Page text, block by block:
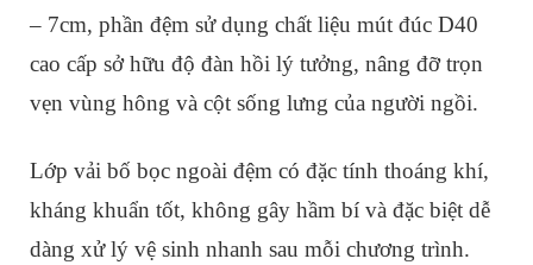
– 7cm, phần đệm sử dụng chất liệu mút đúc D40
cao cấp sở hữu độ đàn hồi lý tưởng, nâng đỡ trọn
vẹn vùng hông và cột sống lưng của người ngồi.
Lớp vải bố bọc ngoài đệm có đặc tính thoáng khí,
kháng khuẩn tốt, không gây hầm bí và đặc biệt dễ
dàng xử lý vệ sinh nhanh sau mỗi chương trình.